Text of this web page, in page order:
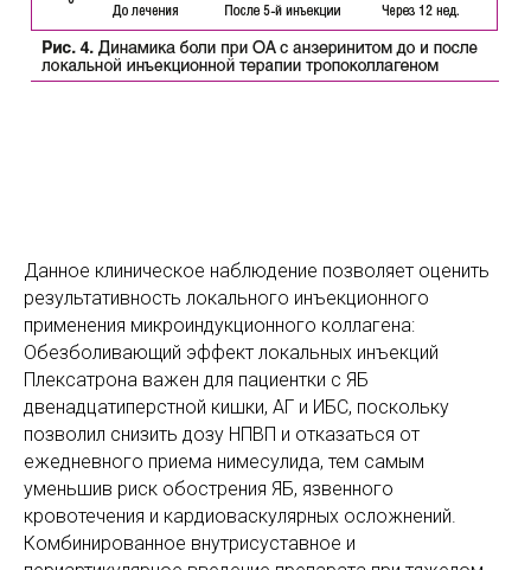
Данное клиническое наблюдение позволяет оценить
результативность локального инъекционного
применения микроиндукционного коллагена:
Обезболивающий эффект локальных инъекций
Плексатрона важен для пациентки с ЯБ
двенадцатиперстной кишки, АГ и ИБС, поскольку
позволил снизить дозу НПВП и отказаться от
ежедневного приема нимесулида, тем самым
уменьшив риск обострения ЯБ, язвенного
кровотечения и кардиоваскулярных осложнений.
Комбинированное внутрисуставное и